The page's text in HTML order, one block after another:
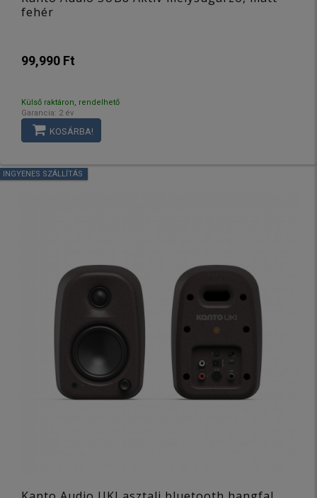
fehér
99,990 Ft
Külső raktáron, rendelhető
Garancia: 2 év
KOSÁRBA!
INGYENES SZÁLLÍTÁS